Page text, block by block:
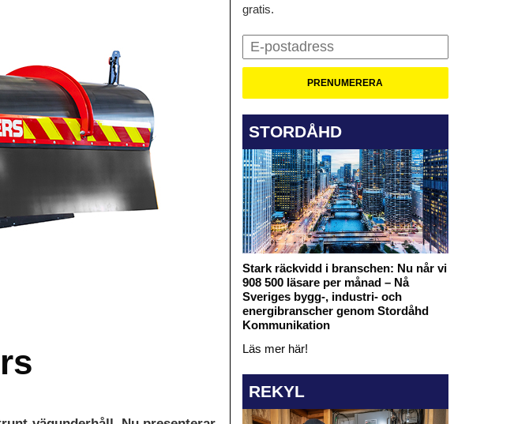
gratis.
STORDÅHD
Stark räckvidd i branschen: Nu når vi
908 500 läsare per månad – Nå
Sveriges bygg-, industri- och
energibranscher genom Stordåhd
Kommunikation
Läs mer här!
REKYL